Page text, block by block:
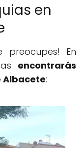
en
preocupes! En
encontrarás
Albacete: